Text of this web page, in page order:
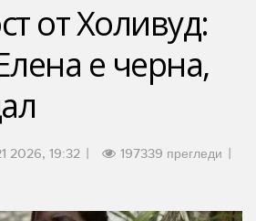
от Холивуд:
е черна,
2026, 19:32
197339 прегледи